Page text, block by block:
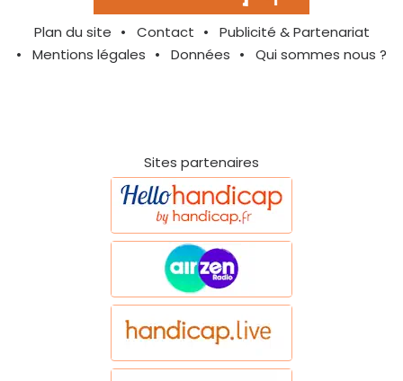
Plan du site Contact
Publicité & Partenariat
Mentions légales
Données Qui sommes nous ?
Sites partenaires